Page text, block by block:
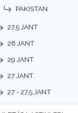
PAKISTAN
27,5 JANT
28 JANT
29 JANT
27 JANT
27 - 27,5 JANT